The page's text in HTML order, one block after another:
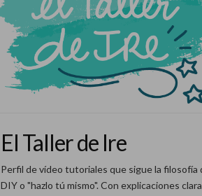
El Taller de Ire
Perfil de vídeo tutoriales que sigue la filosofía
DIY o "hazlo tú mismo". Con explicaciones